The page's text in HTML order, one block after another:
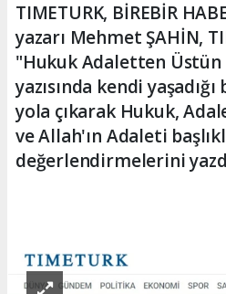
TIMETURK, BİREBİR
yazarı Mehmet ŞAHİN,
"Hukuk Adaletten Üstün
yazısında kendi
yola çıkarak Hukuk,
ve Allah'ın Adaleti
değerlendirmelerini